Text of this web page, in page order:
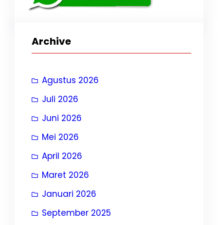
Archive
Agustus 2026
Juli 2026
Juni 2026
Mei 2026
April 2026
Maret 2026
Januari 2026
September 2025